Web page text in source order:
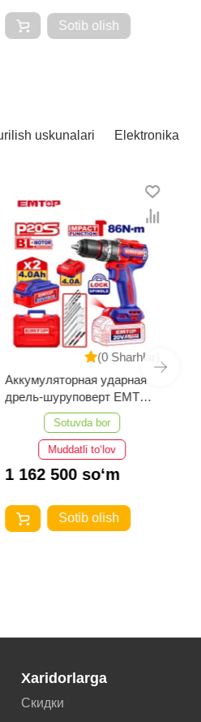
Sotib olish
uskunalari Elektronika
(0 Sharhlar)
Аккумуляторная ударная
дрель-шуруповерт EMTOP
ECIDL208682
Sotuvda bor
Muddatli to‘lov
1 162 500 so‘m
Sotib olish
Xaridorlarga
Скидки